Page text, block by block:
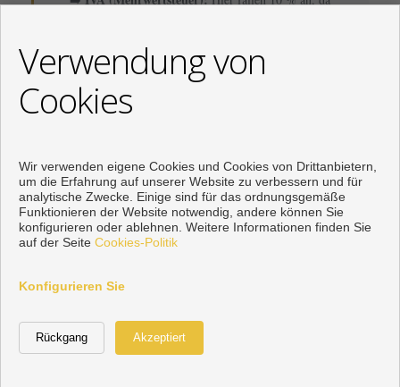
➡️AJD (Stempelsteuer):Zusätzliche ca. 1,2 % für
die formelle Dokumentierung des Kaufaktes.
Laufende Kosten: Das
unterschätzte Steuerkapitel
sind überrascht von den jährlichen Fixkosten, die eine Immobilie
IBI (Grundsteuer):Eine kommunale Abgabe, deren Höhe von
Verwendung von
Cookies
Wir verwenden eigene Cookies und Cookies von Drittanbietern,
um die Erfahrung auf unserer Website zu verbessern und für
analytische Zwecke. Einige sind für das ordnungsgemäße
Funktionieren der Website notwendig, andere können Sie
konfigurieren oder ablehnen. Weitere Informationen finden Sie
auf der Seite Cookies-Politik
Konfigurieren Sie